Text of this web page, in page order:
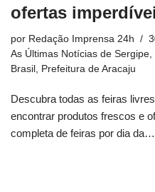
ofertas
por Redação Imprensa 24h
As Últimas Notícias de Sergipe,
Brasil , Prefeitura de Aracaju
Descubra todas as feiras
encontrar produtos frescos e
completa de feiras por dia da…